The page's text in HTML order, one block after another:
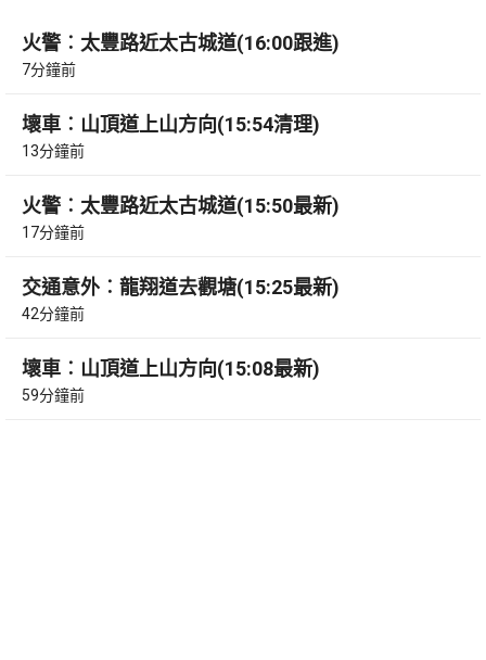
火警︰太豐路近太古城道(16:00跟進)
7分鐘前
壞車︰山頂道上山方向(15:54清理)
13分鐘前
火警︰太豐路近太古城道(15:50最新)
17分鐘前
交通意外︰龍翔道去觀塘(15:25最新)
42分鐘前
壞車︰山頂道上山方向(15:08最新)
59分鐘前